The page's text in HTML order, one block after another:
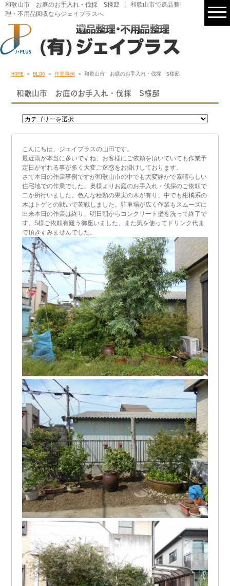
和歌山市 お庭のお手入れ・伐採 S様邸 | 和歌山市で遺品整
理・不用品回収ならジェイプラスへ
HOME »BLOG »作業事例 » 和歌山市 お庭のお手入れ・伐採 S様邸
和歌山市 お庭のお手入れ・伐採 S様邸
こんにちは、ジェイプラスの山田です。
最近雨が本当に多いですね、お客様にご依頼を頂いていても作業予
定日がずれる事が多く大変ご迷惑をお掛けしております。
さて本日の作業事例ですが和歌山市の中でも大変静かで素晴らしい
住宅地での作業でした。奥様よりお庭のお手入れ・伐採のご依頼で
二か所行いました。色んな種類の果実の木が有り、中でも柑橘系の
木はトゲとの戦いで苦戦しました。駐車場が広く作業もスムーズに
出来本日の作業は終り、明日朝からコンクリート壁を洗って終了で
す。S様ご依頼有難う御座いました、また気を使ってドリンク代ま
で頂きすみませんでした。